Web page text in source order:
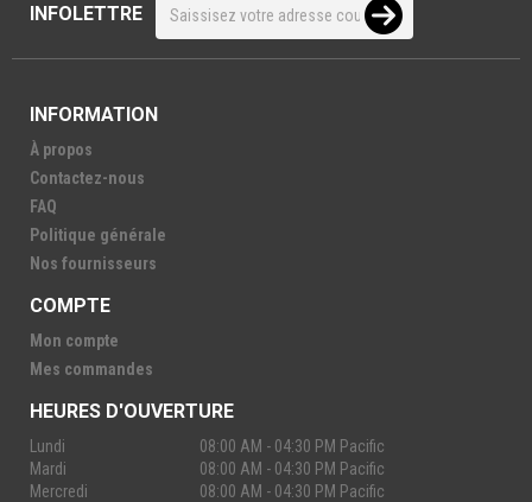
INFOLETTRE
INFORMATION
À propos
Contactez-nous
FAQ
Politique générale
Nos fournisseurs
COMPTE
Mon compte
Mes commandes
HEURES D'OUVERTURE
Lundi
08:00 AM - 04:30 PM Pacific
Mardi
08:00 AM - 04:30 PM Pacific
Mercredi
08:00 AM - 04:30 PM Pacific